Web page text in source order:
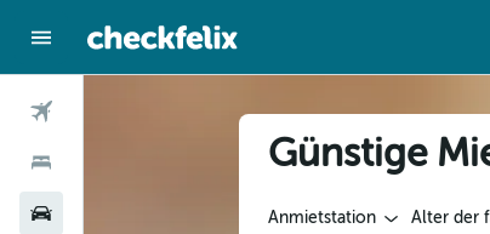
Günstige
Anmietstation Alter der